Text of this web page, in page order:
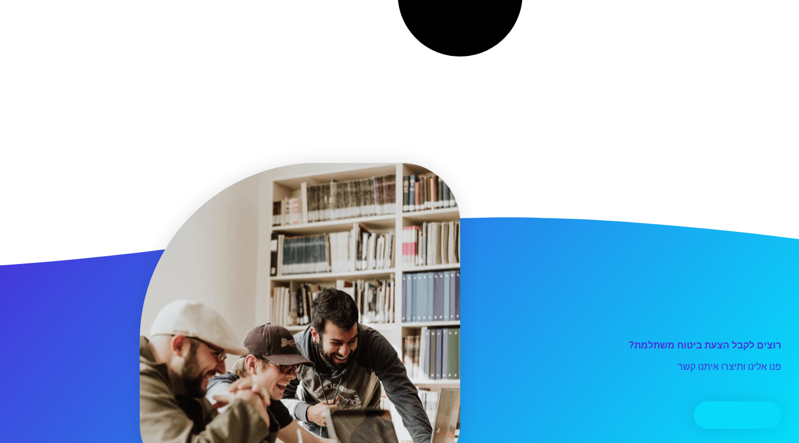
רוצים לקבל הצעת ביטוח משתלמת?
פנו אלינו ותיצרו איתנו קשר